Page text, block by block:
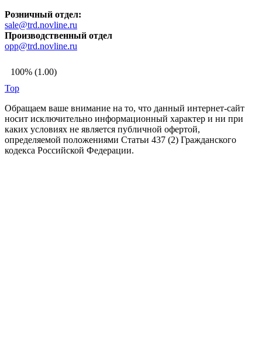
Розничный отдел:
sale@trd.novline.ru
Производственный отдел
opp@trd.novline.ru
100% (1.00)
Top
Обращаем ваше внимание на то, что данный интернет-сайт
носит исключительно информационный характер и ни при
каких условиях не является публичной офертой,
определяемой положениями Статьи 437 (2) Гражданского
кодекса Российской Федерации.